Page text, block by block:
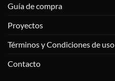
Guía de compra
Proyectos
Términos y Condiciones de uso
Contacto